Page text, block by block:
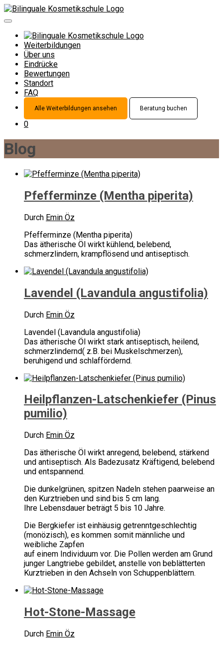
Weiterbildungen
Über uns
Eindrücke
Bewertungen
Standort
FAQ
Alle Weiterbildungen ansehen Beratung buchen
0
Blog
Pfefferminze (Mentha piperita)
Durch Emin Öz
Pfefferminze (Mentha piperita)
Das ätherische Öl wirkt kühlend, belebend,
schmerzlindern, krampflösend und antiseptisch.
Lavendel (Lavandula angustifolia)
Durch Emin Öz
Lavendel (Lavandula angustifolia)
Das ätherische Öl wirkt stark antiseptisch, heilend,
schmerzlindernd( z.B. bei Muskelschmerzen),
beruhigend und schlaffördernd.
Heilpflanzen-Latschenkiefer (Pinus
pumilio)
Durch Emin Öz
Das ätherische Öl wirkt anregend, belebend, stärkend
und antiseptisch. Als Badezusatz Kräftigend, belebend
und entspannend.
Die dunkelgrünen, spitzen Nadeln stehen paarweise an
den Kurztrieben und sind bis 5 cm lang.
Ihre Lebensdauer beträgt 5 bis 10 Jahre.
Die Bergkiefer ist einhäusig getrenntgeschlechtig
(monözisch), es kommen somit männliche und
weibliche Zapfen
auf einem Individuum vor. Die Pollen werden am Grund
junger Langtriebe gebildet, anstelle von beblätterten
Kurztrieben in den Achseln von Schuppenblättern.
Hot-Stone-Massage
Durch Emin Öz